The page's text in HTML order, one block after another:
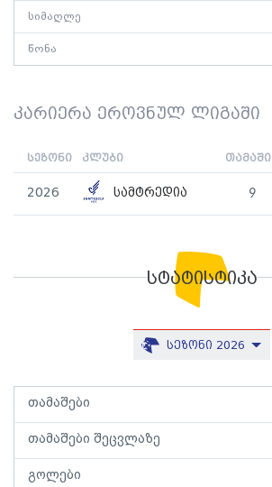
სიმაღლე
წონა
კარიერა ეროვნულ ლიგაში
სეზონი კლუბი თამაში
2026 სამტრედია 9
სტატისტიკა
სეზონი 2026
თამაშები
თამაშები შეცვლაზე
გოლები